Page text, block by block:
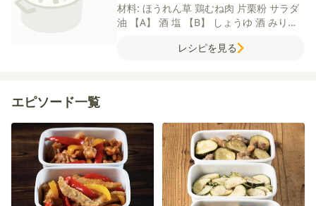
材料: ほうれん草 鶏むね肉 片栗粉 サラダ
油
【A】 酒 塩 【B】 しょうゆ 酒 みりん
レシピを見る
エピソード一覧